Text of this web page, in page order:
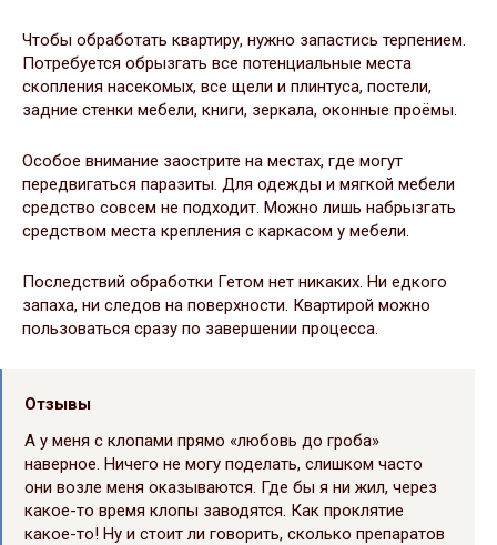
Чтобы обработать квартиру, нужно запастись терпением.
Потребуется обрызгать все потенциальные места
скопления насекомых, все щели и плинтуса, постели,
задние стенки мебели, книги, зеркала, оконные проёмы.
Особое внимание заострите на местах, где могут
передвигаться паразиты. Для одежды и мягкой мебели
средство совсем не подходит. Можно лишь набрызгать
средством места крепления с каркасом у мебели.
Последствий обработки Гетом нет никаких. Ни едкого
запаха, ни следов на поверхности. Квартирой можно
пользоваться сразу по завершении процесса.
Отзывы
А у меня с клопами прямо «любовь до гроба»
наверное. Ничего не могу поделать, слишком часто
они возле меня оказываются. Где бы я ни жил, через
какое-то время клопы заводятся. Как проклятие
какое-то! Ну и стоит ли говорить, сколько препаратов